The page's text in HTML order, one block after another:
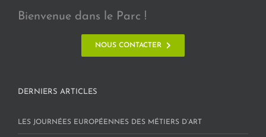
Bienvenue dans le Parc !
NOUS CONTACTER
DERNIERS ARTICLES
LES JOURNÉES EUROPÉENNES DES MÉTIERS D’ART